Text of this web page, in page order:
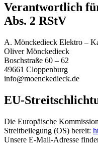
Verantwortlich
Abs. 2 RStV
A. Mönckedieck Elektro –
Oliver Mönckedieck
Boschstraße 60 – 62
49661 Cloppenburg
info@moenckedieck.de
EU-
Die Europäische
Streitbeilegung (OS) bereit:
Unsere E-Mail-Adresse